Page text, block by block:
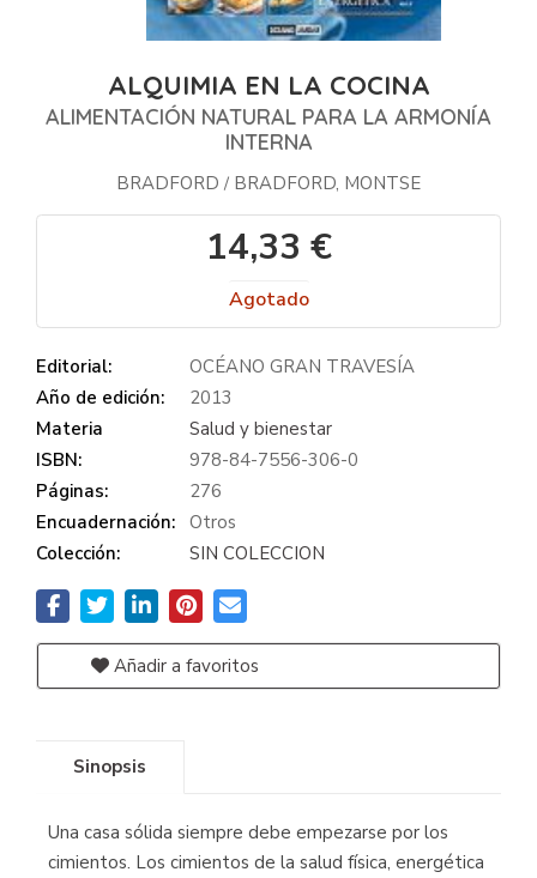
ALQUIMIA EN LA COCINA
ALIMENTACIÓN NATURAL PARA LA ARMONÍA
INTERNA
BRADFORD / BRADFORD, MONTSE
14,33 €
Agotado
Editorial:
OCÉANO GRAN TRAVESÍA
Año de edición:
2013
Materia
Salud y bienestar
ISBN:
978-84-7556-306-0
Páginas:
276
Encuadernación: Otros
Colección:
SIN COLECCION
Añadir a favoritos
Sinopsis
Una casa sólida siempre debe empezarse por los
cimientos. Los cimientos de la salud física, energética